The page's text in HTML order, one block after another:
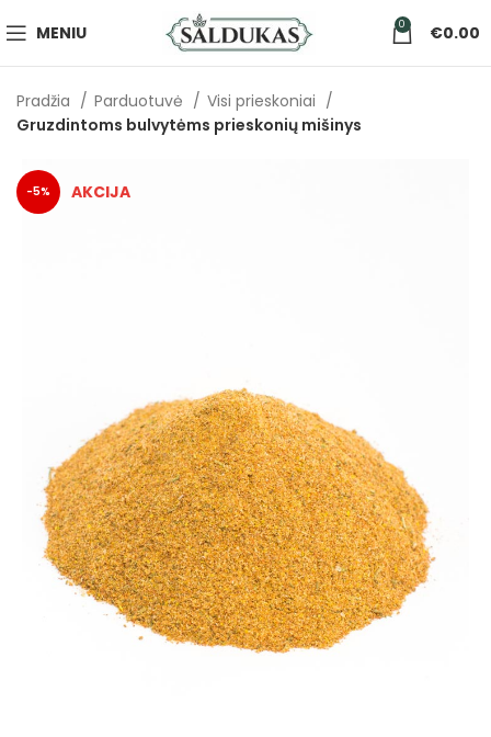
MENIU 0 €0.00
Pradžia Parduotuvė
Visi prieskoniai
Gruzdintoms bulvytėms prieskonių mišinys
-5%